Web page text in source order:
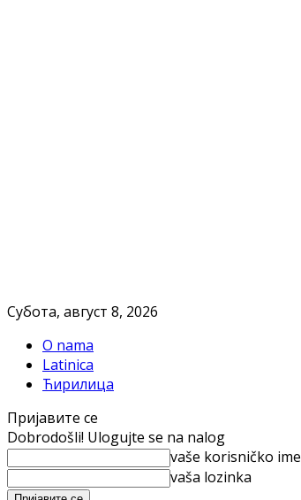
Субота, август 8, 2026
O nama
Latinica
Ћирилица
Пријавите се
Dobrodošli! Ulogujte se na nalog
vaše korisničko ime
vaša lozinka